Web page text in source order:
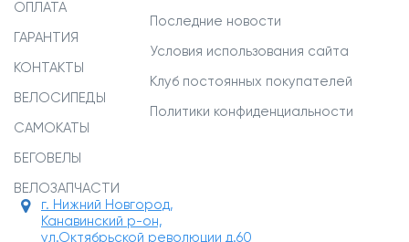
ОПЛАТА
ГАРАНТИЯ
КОНТАКТЫ
ВЕЛОСИПЕДЫ
САМОКАТЫ
БЕГОВЕЛЫ
ВЕЛОЗАПЧАСТИ
Последние новости
Условия использования сайта
Клуб постоянных покупателей
Политики конфиденциальности
г. Нижний Новгород,
Канавинский р-он,
ул.Октябрьской революции д.60